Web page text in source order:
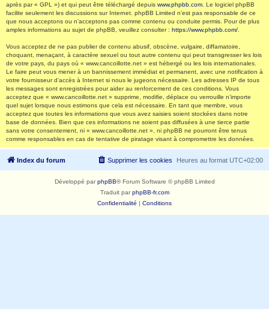
après par « GPL ») et qui peut être téléchargé depuis www.phpbb.com . Le logiciel phpBB
facilite seulement les discussions sur Internet. phpBB Limited n’est pas responsable de ce
que nous acceptons ou n’acceptons pas comme contenu ou conduite permis. Pour de plus
amples informations au sujet de phpBB, veuillez consulter : https://www.phpbb.com/
Vous acceptez de ne pas publier de contenu abusif, obscène, vulgaire, diffamatoire,
choquant, menaçant, à caractère sexuel ou tout autre contenu qui peut transgresser les lois
de votre pays, du pays où « www.cancoillotte.net » est hébergé ou les lois internationales.
Le faire peut vous mener à un bannissement immédiat et permanent, avec une notification à
votre fournisseur d’accès à Internet si nous le jugeons nécessaire. Les adresses IP de tous
les messages sont enregistrées pour aider au renforcement de ces conditions. Vous
acceptez que « www.cancoillotte.net » supprime, modifie, déplace ou verrouille n’importe
quel sujet lorsque nous estimons que cela est nécessaire. En tant que membre, vous
acceptez que toutes les informations que vous avez saisies soient stockées dans notre
base de données. Bien que ces informations ne soient pas diffusées à une tierce partie
sans votre consentement, ni « www.cancoillotte.net », ni phpBB ne pourront être tenus
comme responsables en cas de tentative de piratage visant à compromettre les données.
Index du forum Heures au format UTC+02:00
Supprimer les cookies
Développé parphpBB® Forum Software © phpBB Limited
Traduit parphpBB-fr.com
Confidentialité | Conditions